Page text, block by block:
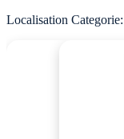
Localisation Categorie: